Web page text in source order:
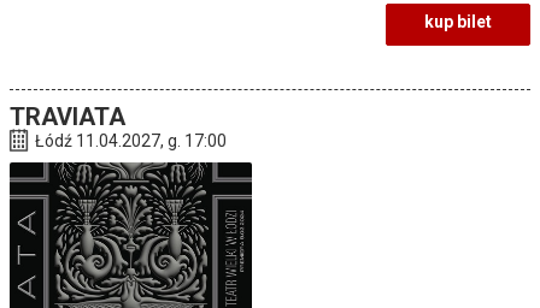
kup bilet
TRAVIATA
Łódź 11.04.2027, g. 17:00